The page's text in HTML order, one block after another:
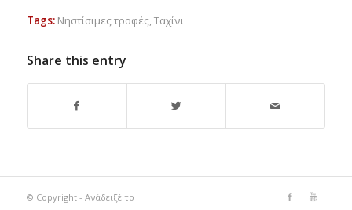
Tags: Νηστίσιμες τροφές,Ταχίνι
Share this entry
© Copyright - Ανάδειξέ το